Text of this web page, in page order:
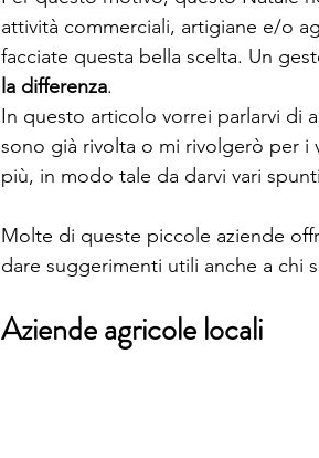
attività commerciali, artigiane e/o
facciate questa bella scelta. Un
la differenza.
In questo articolo vorrei parlarvi di
sono già rivolta o mi rivolgerò per i
più, in modo tale da darvi vari
Molte di queste piccole aziende
dare suggerimenti utili anche a chi
Aziende agricole locali